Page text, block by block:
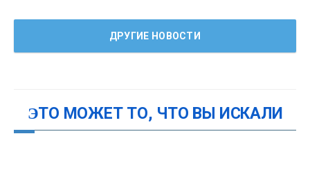
ДРУГИЕ НОВОСТИ
ЭТО МОЖЕТ ТО, ЧТО ВЫ ИСКАЛИ